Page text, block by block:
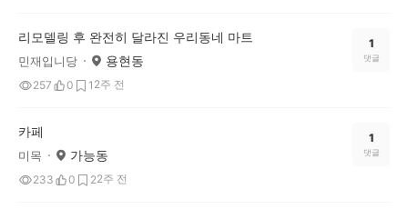
리모델링 후 완전히 달라진 우리동네 마트
민재입니당 용현동
257 0 1 2주 전
1
댓글
카페
미목 가능동
233 0 22주 전
1
댓글